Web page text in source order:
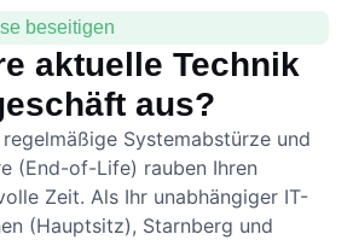
beseitigen
aktuelle Technik
aus?
Systemabstürze und
(End-of-Life) rauben Ihren
Zeit. Als Ihr unabhängiger IT-
(Hauptsitz), Starnberg und